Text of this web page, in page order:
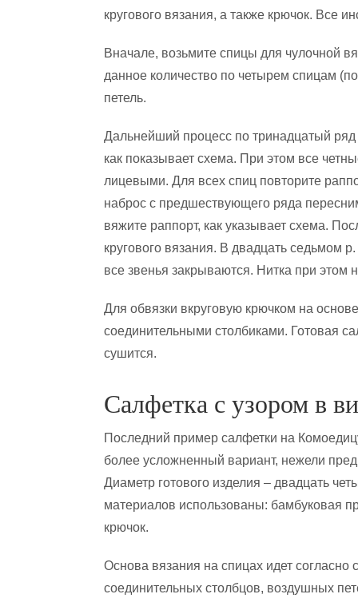
кругового вязания, а также крючок. Все
Вначале, возьмите спицы для чулочной
данное количество по четырем спицам
петель.
Дальнейший процесс по тринадцатый
как показывает схема. При этом все
лицевыми. Для всех спиц повторите
наброс с предшествующего ряда
вяжите раппорт, как указывает схема.
кругового вязания. В двадцать седьмом
все звенья закрываются. Нитка при этом
Для обвязки вкруговую крючком на
соединительными столбиками. Готовая
сушится.
Салфетка с узором в
Последний пример салфетки на
более усложненный вариант, нежели
Диаметр готового изделия – двадцать
материалов использованы: бамбуковая
крючок.
Основа вязания на спицах идет
соединительных столбцов, воздушных